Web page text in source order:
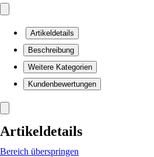
Artikeldetails
Beschreibung
Weitere Kategorien
Kundenbewertungen
Artikeldetails
Bereich überspringen